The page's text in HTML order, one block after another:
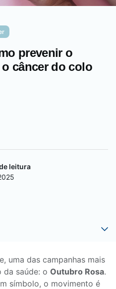
Saúde do homem
prevenir o
o câncer do colo
leitura
uma das campanhas mais
da saúde: o Outubro Rosa.
símbolo, o movimento é